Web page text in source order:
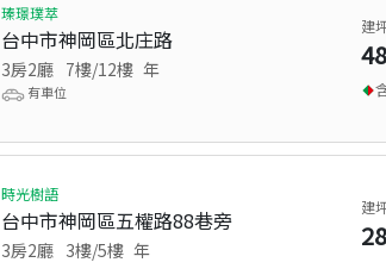
瑧璟璞萃
台中市神岡區北庄路
3房2廳 7樓/12樓 年
有車位
建
時光樹語
台中市神岡區五權路88巷旁
3房2廳 3樓/5樓 年
建